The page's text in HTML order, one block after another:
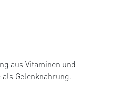
aus Vitaminen und
Gelenknahrung.